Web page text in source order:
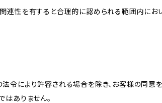
関連性を有すると合理的に認められる範囲内に
法令により許容される場合を除き、お客様の同
はありません。